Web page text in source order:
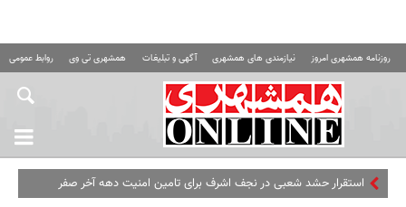
روزنامه همشهری امروز نیازمندی های همشهری آگهی و تبلیغات همشهری تی وی روابط عمومی
استقرار حشد شعبی در نجف اشرف برای تامین امنیت دهه آخر صفر